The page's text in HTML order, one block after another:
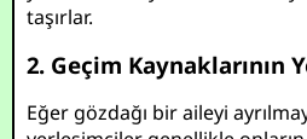
taşırlar.
2. Geçim Kaynaklarının
Eğer gözdağı bir aileyi